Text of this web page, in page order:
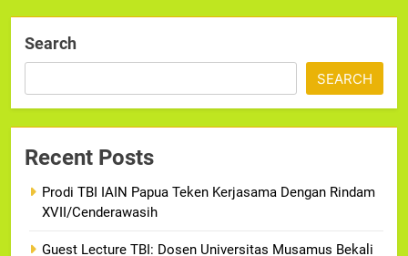
Search
SEARCH
Recent Posts
Prodi TBI IAIN Papua Teken Kerjasama Dengan Rindam
XVII/Cenderawasih
Guest Lecture TBI: Dosen Universitas Musamus Bekali